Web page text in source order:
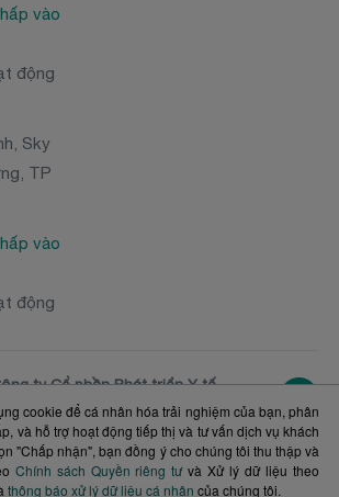
vào
động
Sky
TP
vào
động
ty Cổ phần Phát triển Y tế
PHÁP LUẬT: Ông Nguyễn
Giám đốc
. Ủy ban nhân dân TPHCM
(Đăng ký thay đổi lần thứ 10,
cookie để cá nhân hóa trải nghiệm của bạn, phân
và hỗ trợ hoạt động tiếp thị và tư vấn dịch vụ khách
"Chấp nhận", bạn đồng ý cho chúng tôi thu thập và
Chính sách Quyền riêng tưvà Xử lý dữ liệu theo
thông báo xử lý dữ liệu cá nhân của chúng tôi.